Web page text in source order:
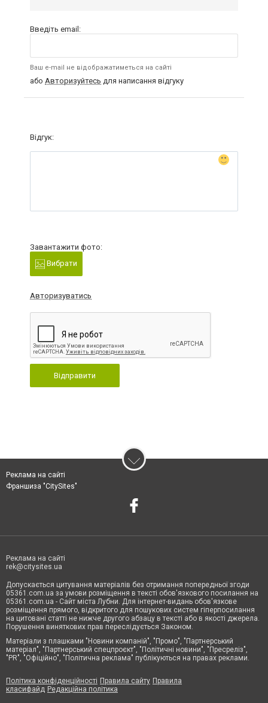
Введіть email:
Ваш e-mail не відображатиметься на сайті
або Авторизуйтесь для написання відгуку
Відгук:
Завантажити фото:
Вибрати
Авторизуватись
Відправити
Реклама на сайті
Франшиза "CitySites"
Реклама на сайті
rek@citysites.ua
Допускається цитування матеріалів без отримання попередньої згоди
05361.com.ua за умови розміщення в тексті обов'язкового посилання на
05361.com.ua - Сайт міста Лубни. Для інтернет-видань обов'язкове
розміщення прямого, відкритого для пошукових систем гіперпосилання
на цитовані статті не нижче другого абзацу в тексті або в якості джерела.
Порушення виняткових прав переслідується Законом.
Матеріали з плашками "Новини компаній", "Промо", "Партнерський
матеріал", "Партнерський спецпроєкт", "Політичні новини", "Пресреліз",
"PR", "Офіційно", "Політична реклама" публікуються на правах реклами.
Політика конфіденційності Правила сайту Правила
класифайд Редакційна політика